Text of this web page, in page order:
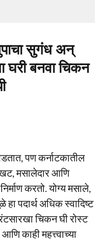
सुगंध अन्
घरी बनवा चिकन
पण कर्नाटकातील
मसालेदार आणि
करतो. योग्य मसाले,
पदार्थ अधिक स्वादिष्ट
चिकन घी रोस्ट
काही महत्त्वाच्या